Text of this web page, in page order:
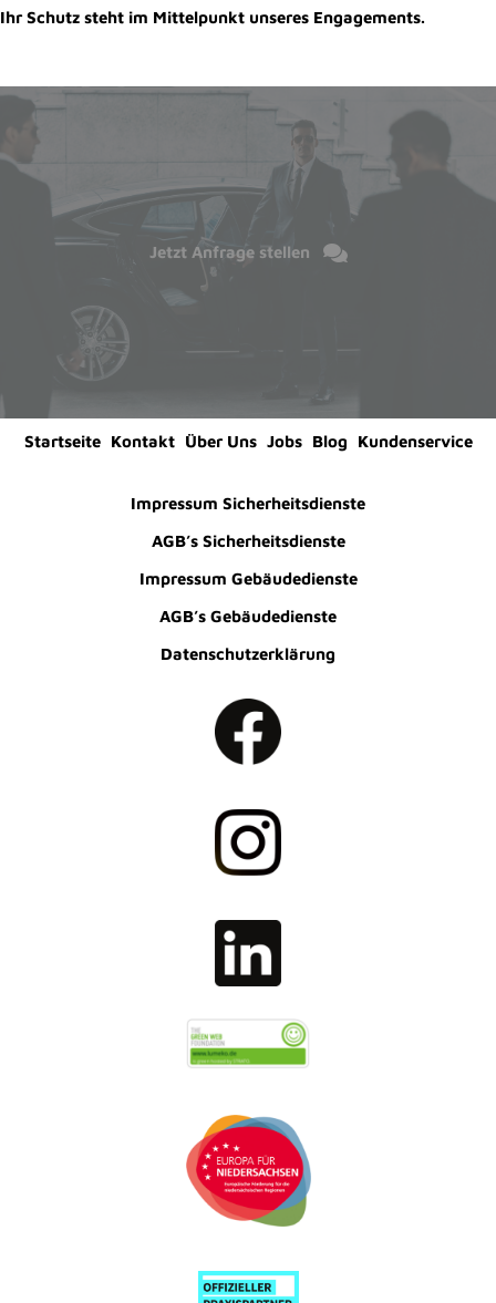
Ihr Schutz steht im Mittelpunkt unseres Engagements.
Jetzt Anfrage stellen
Startseite Kontakt Über Uns Jobs Blog Kundenservice
Impressum Sicherheitsdienste
AGB’s Sicherheitsdienste
Impressum Gebäudedienste
AGB’s Gebäudedienste
Datenschutzerklärung